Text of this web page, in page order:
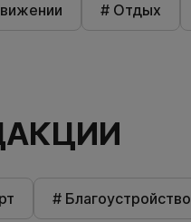
# Отдых
# Благоустройство